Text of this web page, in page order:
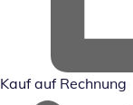
Kauf auf Rechnung